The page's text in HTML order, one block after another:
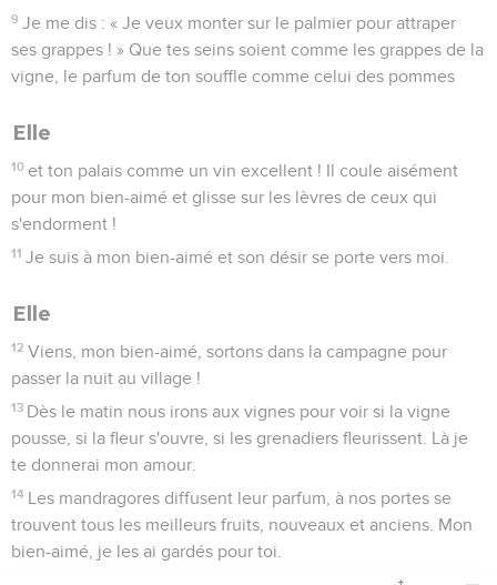
9 Je me dis : « Je veux monter sur le palmier pour attraper
ses grappes ! » Que tes seins soient comme les grappes de la
vigne, le parfum de ton souffle comme celui des pommes
Elle
10 et ton palais comme un vin excellent ! Il coule aisément
pour mon bien-aimé et glisse sur les lèvres de ceux qui
s'endorment !
11 Je suis à mon bien-aimé et son désir se porte vers moi.
Elle
12 Viens, mon bien-aimé, sortons dans la campagne pour
passer la nuit au village !
13 Dès le matin nous irons aux vignes pour voir si la vigne
pousse, si la fleur s'ouvre, si les grenadiers fleurissent. Là je
te donnerai mon amour.
14 Les mandragores diffusent leur parfum, à nos portes se
trouvent tous les meilleurs fruits, nouveaux et anciens. Mon
bien-aimé, je les ai gardés pour toi.